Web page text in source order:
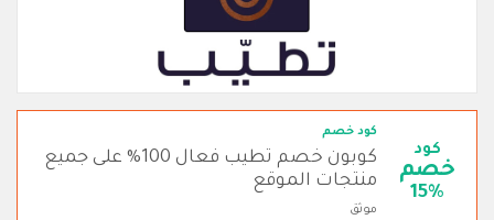
كود
خصم
15%
كود خصم
كوبون خصم تطيب فعال 100% على جميع
منتجات الموقع
موثق